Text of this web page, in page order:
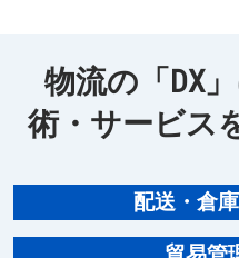
物流の「DX
術・サービス
配送・倉